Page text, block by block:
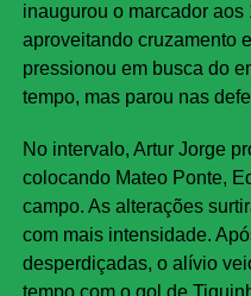
inaugurou o marcador
aproveitando cruzamento
pressionou em busca do
tempo, mas parou nas
No intervalo, Artur Jorge
colocando Mateo Ponte,
campo. As alterações
com mais intensidade.
desperdiçadas, o alívio